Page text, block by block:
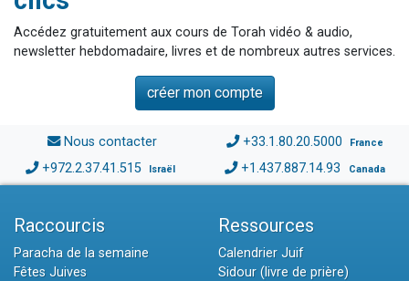
Accédez gratuitement aux cours de Torah vidéo & audio,
newsletter hebdomadaire, livres et de nombreux autres services.
créer mon compte
Nous contacter +33.1.80.20.5000 France
+972.2.37.41.515 Israël +1.437.887.14.93 Canada
Raccourcis
Paracha de la semaine
Fêtes Juives
Ressources
Calendrier Juif
Sidour (livre de prière)